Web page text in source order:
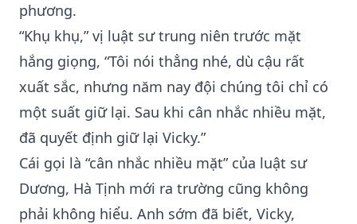
phương.
“Khụ khụ,” vị luật sư trung niên trước mặt
hắng giọng, “Tôi nói thẳng nhé, dù cậu rất
xuất sắc, nhưng năm nay đội chúng tôi chỉ có
một suất giữ lại. Sau khi cân nhắc nhiều mặt,
đã quyết định giữ lại Vicky.”
Cái gọi là “cân nhắc nhiều mặt” của luật sư
Dương, Hà Tịnh mới ra trường cũng không
phải không hiểu. Anh sớm đã biết, Vicky,